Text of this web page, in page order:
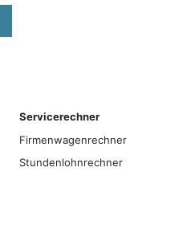
Servicerechner
Firmenwagenrechner
Stundenlohnrechner